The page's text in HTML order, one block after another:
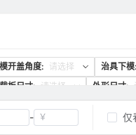
开盖角度: 请选择
治具下模:
板尺寸: 请选择 外形尺寸:
- ￥ 仅